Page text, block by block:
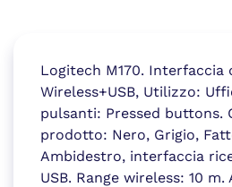
Logitech M170. Interfaccia
Wireless+USB, Utilizzo:
pulsanti: Pressed buttons.
prodotto: Nero, Grigio,
Ambidestro, interfaccia
USB. Range wireless: 10